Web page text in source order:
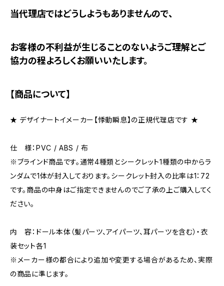
当代理店ではどうしようもありませんので、
お客様の不利益が生じることのないようご理解とご
協力の程よろしくお願いいたします。
【商品について】
★ デザイナートイメーカー【悸動瞬息】の正規代理店です ★
仕 様：PVC / ABS / 布
※ブラインド商品です。通常4種類とシークレット1種類の中からラ
ンダムで1体が封入しております。シークレット封入の比率は1：72
です。商品の中身はご指定できませんのでご了承の上ご購入してく
ださい。
内 容：ドール本体（髪パーツ、アイパーツ、耳パーツを含む）・衣
装セット各1
※メーカー様の都合により追加や変更する場合があるため、実際
の商品に準じます。